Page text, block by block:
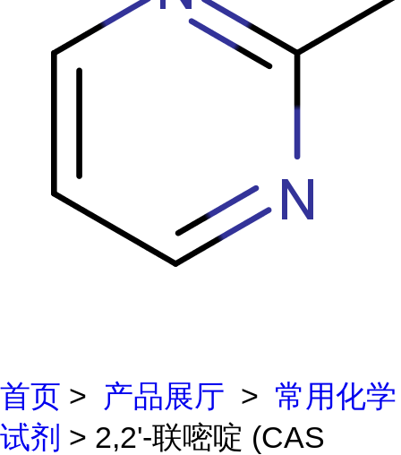
首页 > 产品展厅 > 常用化学
试剂 > 2,2'-联嘧啶 (CAS